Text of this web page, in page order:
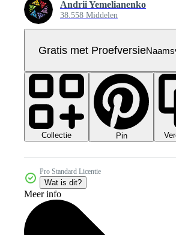
Andrii Yemelianenko
38.558 Middelen
Gratis met Proefversie
Collectie Pin
Pro Standard Licentie
Wat is dit?
Meer info